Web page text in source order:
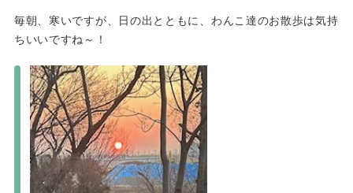
毎朝、寒いですが、日の出とともに、わんこ達のお散歩は気持
ちいいですね～！